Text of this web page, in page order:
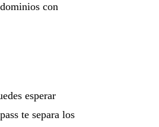
con
esperar
te separa los